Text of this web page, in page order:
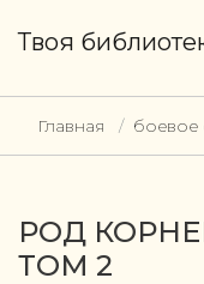
Твоя
Главная боевое
РОД
ТОМ 2